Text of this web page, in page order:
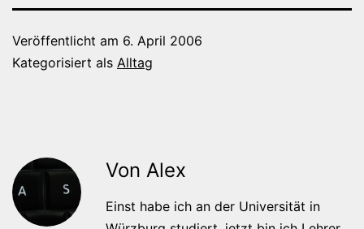
Veröffentlicht am 6. April 2006
Kategorisiert als Alltag
Von Alex
Einst habe ich an der Universität in